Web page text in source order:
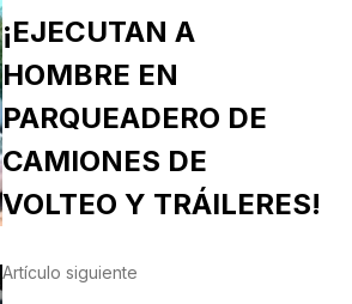
¡EJECUTAN A
HOMBRE EN
PARQUEADERO DE
CAMIONES DE
VOLTEO Y TRÁILERES!
Artículo siguiente